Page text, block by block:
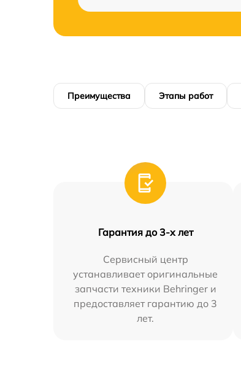
Преимущества Этапы работ
Гарантия до 3-х лет
Сервисный центр
устанавливает оригинальные
запчасти техники Behringer и
предоставляет гарантию до 3
лет.